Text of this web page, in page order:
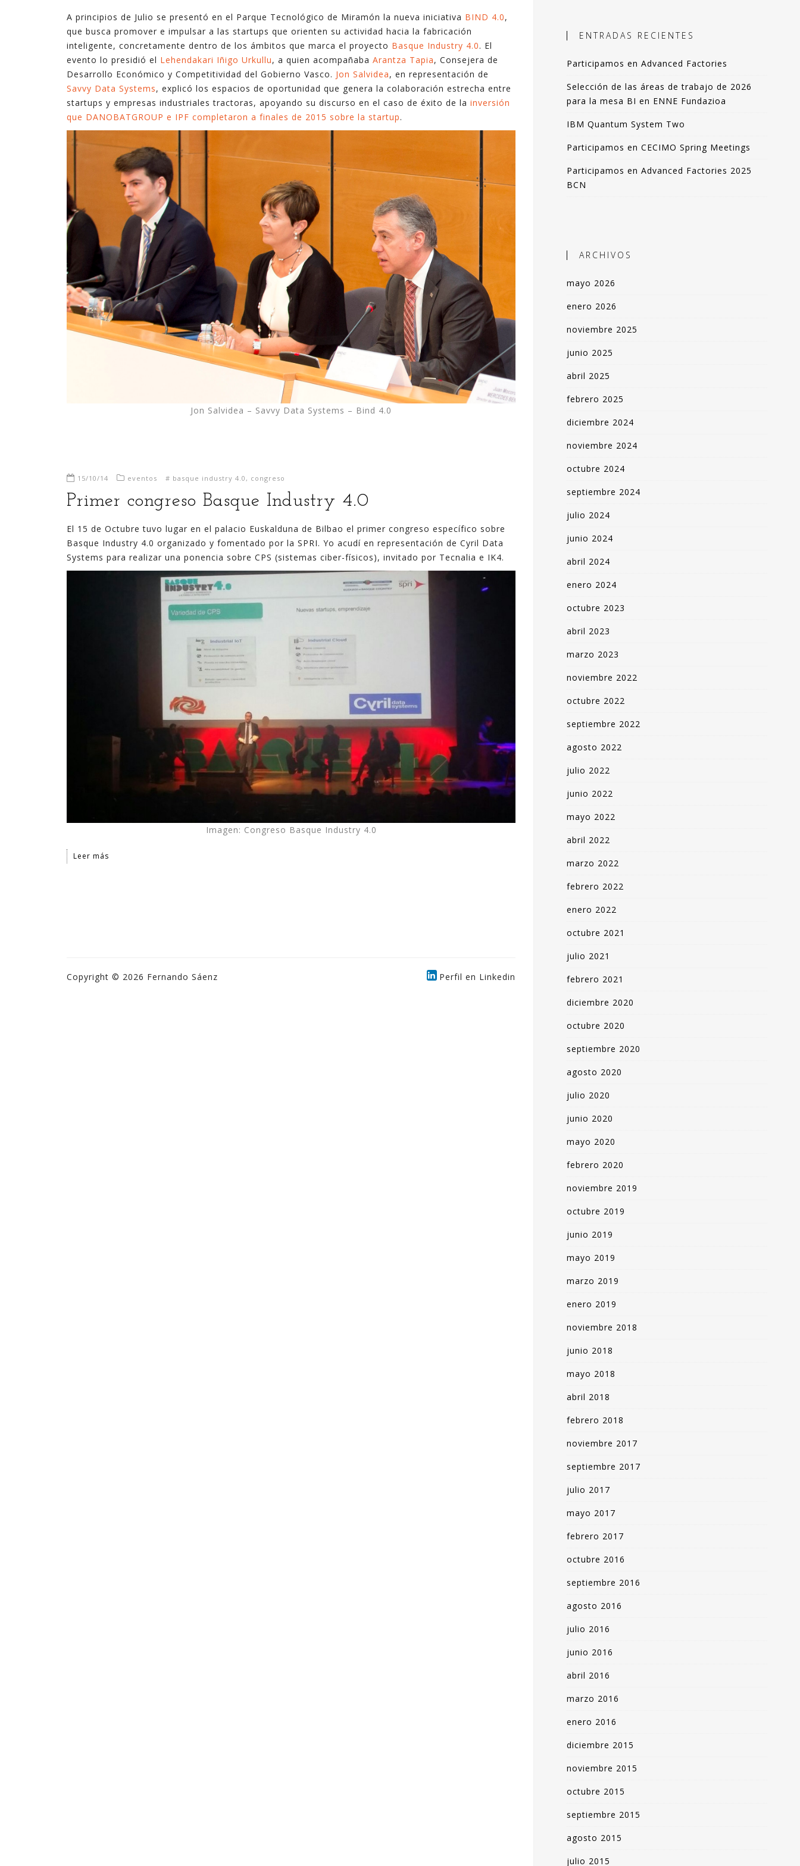
tecnologías. En ocasiones son complejas, y en
ocasiones son sencillas pero suficientes.
En estos últimos quince años, en los que he
ejercido de gerente, he podido ver cómo la
explotación inteligente de datos mejora de
forma notable los resultados en diferentes
ámbitos de la empresa, desde procesos
internos hasta la relación con el cliente,
pasando por la creación de nuevos productos y
industriales, el objetivo es incorporar
apoyo en la toma de decisiones.
En este blog comparto esas experiencias,
explicadas de forma resumida pero clara. La
mayoría de artículos los podrás leer en 3-4
Espero que lo disfrutes tanto como yo.
- Fernando Sáenz -
A principios de Julio se presentó en el Parque Tecnológico de Miramón la nueva iniciativa BIND 4.0,
que busca promover e impulsar a las startups que orienten su actividad hacia la fabricación
inteligente, concretamente dentro de los ámbitos que marca el proyecto Basque Industry 4.0. El
evento lo presidió el Lehendakari Iñigo Urkullu, a quien acompañaba Arantza Tapia, Consejera de
Desarrollo Económico y Competitividad del Gobierno Vasco. Jon Salvidea, en representación de
Savvy Data Systems, explicó los espacios de oportunidad que genera la colaboración estrecha entre
startups y empresas industriales tractoras, apoyando su discurso en el caso de éxito de la inversión
que DANOBATGROUP e IPF completaron a finales de 2015 sobre la startup.
Jon Salvidea – Savvy Data Systems – Bind 4.0
15/10/14 eventos # basque industry 4.0 , congreso
Primer congreso Basque Industry 4.0
El 15 de Octubre tuvo lugar en el palacio Euskalduna de Bilbao el primer congreso específico sobre
Basque Industry 4.0 organizado y fomentado por la SPRI. Yo acudí en representación de Cyril Data
Systems para realizar una ponencia sobre CPS (sistemas ciber-físicos), invitado por Tecnalia e IK4.
Imagen: Congreso Basque Industry 4.0
Leer más
Copyright © 2026 Fernando Sáenz Perfil en Linkedin
ENTRADAS RECIENTES
Participamos en Advanced Factories
Selección de las áreas de trabajo de 2026
para la mesa BI en ENNE Fundazioa
IBM Quantum System Two
Participamos en CECIMO Spring Meetings
Participamos en Advanced Factories 2025
BCN
ARCHIVOS
mayo 2026
enero 2026
noviembre 2025
junio 2025
abril 2025
febrero 2025
diciembre 2024
noviembre 2024
octubre 2024
septiembre 2024
julio 2024
junio 2024
abril 2024
enero 2024
octubre 2023
abril 2023
marzo 2023
noviembre 2022
octubre 2022
septiembre 2022
agosto 2022
julio 2022
junio 2022
mayo 2022
abril 2022
marzo 2022
febrero 2022
enero 2022
octubre 2021
julio 2021
febrero 2021
diciembre 2020
octubre 2020
septiembre 2020
agosto 2020
julio 2020
junio 2020
mayo 2020
febrero 2020
noviembre 2019
octubre 2019
junio 2019
mayo 2019
marzo 2019
enero 2019
noviembre 2018
junio 2018
mayo 2018
abril 2018
febrero 2018
noviembre 2017
septiembre 2017
julio 2017
mayo 2017
febrero 2017
octubre 2016
septiembre 2016
agosto 2016
julio 2016
junio 2016
abril 2016
marzo 2016
enero 2016
diciembre 2015
noviembre 2015
octubre 2015
septiembre 2015
agosto 2015
julio 2015